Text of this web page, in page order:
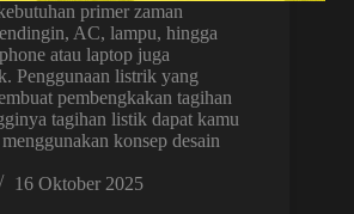
primer zaman
AC, lampu, hingga
atau laptop juga
Penggunaan listrik yang
pembengkakan tagihan
tagihan listik dapat kamu
konsep desain
16 Oktober 2025